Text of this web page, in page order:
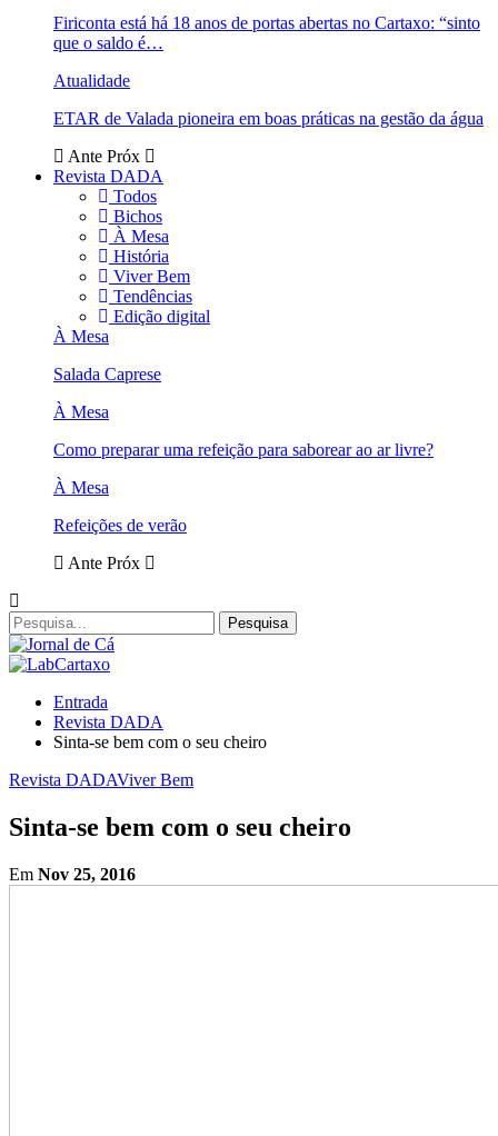
Firiconta está há 18 anos de portas abertas no Cartaxo: “sinto
que o saldo é…
Atualidade
ETAR de Valada pioneira em boas práticas na gestão da água
Ante Próx
Revista DADA
Todos
Bichos
À Mesa
História
Viver Bem
Tendências
Edição digital
À Mesa
Salada Caprese
À Mesa
Como preparar uma refeição para saborear ao ar livre?
À Mesa
Refeições de verão
Ante Próx
Entrada
Revista DADA
Sinta-se bem com o seu cheiro
Revista DADAViver Bem
Sinta-se bem com o seu cheiro
Em Nov 25, 2016